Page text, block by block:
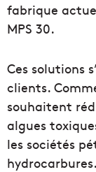
fabrique
MPS 30.
Ces solutions
clients.
souhaitent
algues
les sociétés
hydrocarbures.